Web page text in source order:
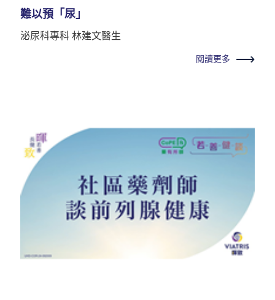
難以預「尿」
泌尿科專科 林建文醫生
閱讀更多